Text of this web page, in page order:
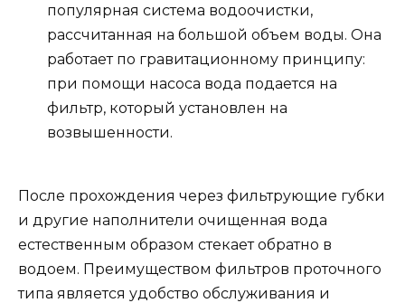
популярная система водоочистки,
рассчитанная на большой объем воды. Она
работает по гравитационному принципу:
при помощи насоса вода подается на
фильтр, который установлен на
возвышенности.
После прохождения через фильтрующие губки
и другие наполнители очищенная вода
естественным образом стекает обратно в
водоем. Преимуществом фильтров проточного
типа является удобство обслуживания и